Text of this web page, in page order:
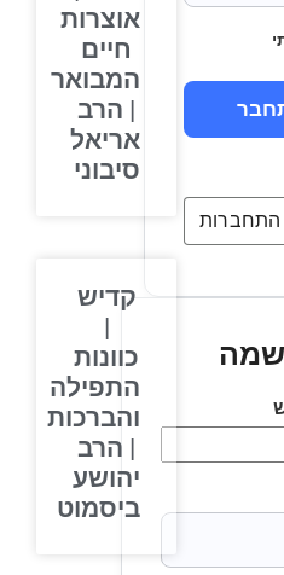
באמצעות
אוצרות
חיים
המבואר
| הרב
אריאל
סיבוני
קדיש
כוונות
התפילה
והברכות
| הרב
יהושע
ביסמוט